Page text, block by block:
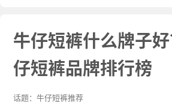
牛仔短裤什么牌子
仔短裤品牌排行榜
牛仔短裤推荐